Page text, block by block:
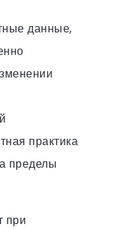
данные,
практика
пределы
при